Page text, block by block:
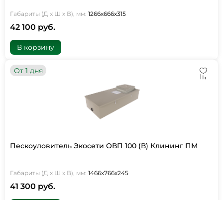
Габариты (Д х Ш х В), мм: 1266х666х315
42 100 руб.
В корзину
От 1 дня
Пескоуловитель Экосети ОВП 100 (В) Клининг ПМ
Габариты (Д х Ш х В), мм: 1466х766х245
41 300 руб.